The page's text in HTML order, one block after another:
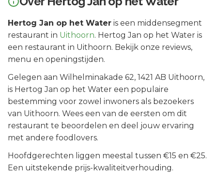
Hertog Jan op het Water is een middensegment
restaurant in Uithoorn. Hertog Jan op het Water is
een restaurant in Uithoorn. Bekijk onze reviews,
menu en openingstijden.
Gelegen aan Wilhelminakade 62, 1421 AB Uithoorn,
is Hertog Jan op het Water een populaire
bestemming voor zowel inwoners als bezoekers
van Uithoorn. Wees een van de eersten om dit
restaurant te beoordelen en deel jouw ervaring
met andere foodlovers.
Hoofdgerechten liggen meestal tussen €15 en €25.
Een uitstekende prijs-kwaliteitverhouding.